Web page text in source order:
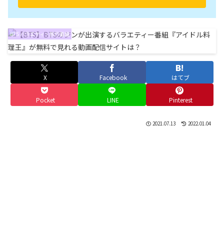
BTS バラエティ・旅行番組
X Facebook はてブ
Pocket LINE Pinterest
2021.07.13 2022.01.04